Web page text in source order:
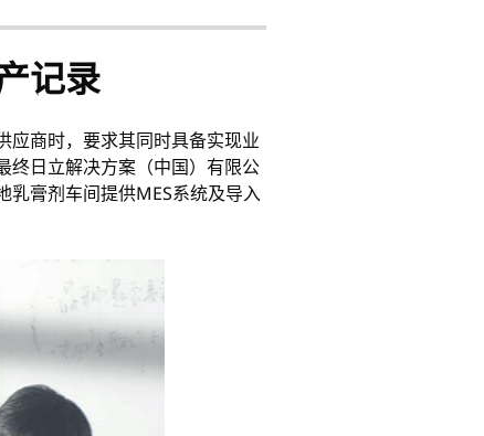
记录
应商时，要求其同时具备实现业
终日立解决方案（中国）有限公
乳膏剂车间提供MES系统及导入